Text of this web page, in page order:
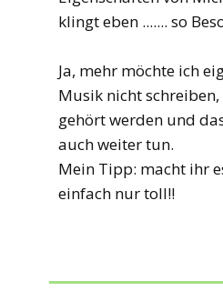
klingt eben ....... so
Ja, mehr möchte ich
Musik nicht
gehört werden und
auch weiter tun.
Mein Tipp: macht ihr
einfach nur toll!!